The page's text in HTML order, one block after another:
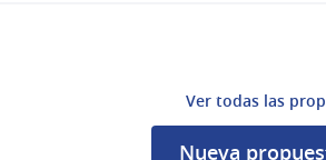
Ver todas las
Nueva